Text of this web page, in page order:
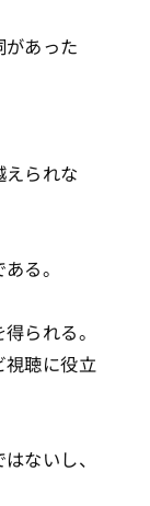
あった
られな
る。
られる。
視聴に役立
ないし、